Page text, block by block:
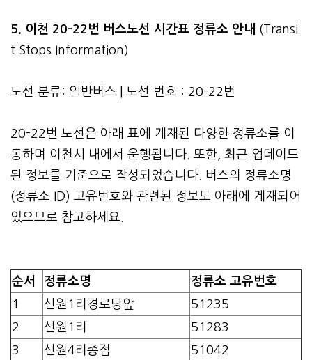
5. 이천 20-22번 버스노선 시간표 정류소 안내 (Transi
t Stops Information)
노선 분류: 일반버스 | 노선 번호 : 20-22번
20-22번 노선은 아래 표에 게재된 다양한 정류소를 이
동하며 이천시 내에서 운행됩니다. 또한, 최근 업데이트
된 정보를 기준으로 작성되었습니다. 버스의 정류소명
(정류소 ID) 고유번호와 관련된 정보도 아래에 게재되어
있으므로 참고하세요.
순서 정류소명
정류소 고유번호
1
신원1리경로당앞
51235
2
신원1리
51283
3
신원4리종점
51042